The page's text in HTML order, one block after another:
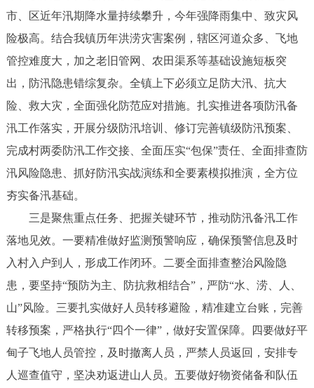
市、区近年汛期降水量持续攀升，今年强降雨集中、致灾风
险极高。结合我镇历年洪涝灾害案例，辖区河道众多、飞地
管控难度大，加之老旧管网、农田渠系等基础设施短板突
出，防汛隐患错综复杂。全镇上下必须立足防大汛、抗大
险、救大灾，全面强化防范应对措施。扎实推进各项防汛备
汛工作落实，开展分级防汛培训、修订完善镇级防汛预案、
完成村两委防汛工作交接、全面压实“包保”责任、全面排查防
汛风险隐患、抓好防汛实战演练和全要素模拟推演，全方位
夯实备汛基础。
三是聚焦重点任务、把握关键环节，推动防汛备汛工作
落地见效。一要精准做好监测预警响应，确保预警信息及时
入村入户到人，形成工作闭环。二要全面排查整治风险隐
患，要坚持“预防为主、防抗救相结合”，严防“水、涝、人、
山”风险。三要扎实做好人员转移避险，精准建立台账，完善
转移预案，严格执行“四个一律”，做好安置保障。四要做好平
甸子飞地人员管控，及时撤离人员，严禁人员返回，安排专
人巡查值守，坚决劝返进山人员。五要做好物资储备和队伍